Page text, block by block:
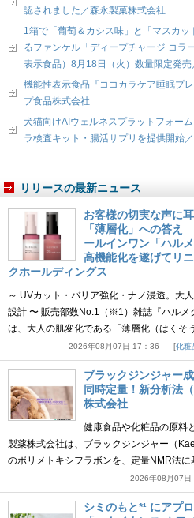
認されました／森永製菓株式会社
1箱で「葡萄＆カシス味」と「マスカ
るファンケル「ディープチャージ コラ
表示食品）8月18日（火）数量限定発
機能性表示食品『ココカラケア睡眠プ
プ食品株式会社
犬猫向けAIウェルネスプラットフォー
ラ検査キット・腸活サプリを提供開始
リリースの最新ニュース
お客様の切実な声に
「薄層化」への答え
ールインワン「ハル
高機能化を遂げてリ
クホールディングス
～ UVカット・バリア強化・ナノ浸透。大
設計 〜 販売部数No.1（※1）雑誌『ハルメ
は、大人の肌変化である「薄層化（はくそ
2026年08月07日 17：36 化粧
ブラックジンジャー
同時定量！新分析法
株式会社
健康食品や化粧品の原料
製薬株式会社は、ブラックジンジャー（
のポリメトキシフラボンを、定量NMR法
2026年08月07日
シミのもと*¹ にアプ